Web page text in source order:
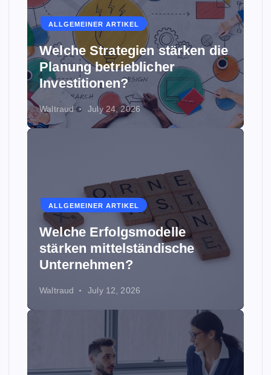
ALLGEMEINER ARTIKEL
Welche Strategien stärken die
Planung betrieblicher
Investitionen?
Waltraud July 24, 2026
ALLGEMEINER ARTIKEL
Welche Erfolgsmodelle
stärken mittelständische
Unternehmen?
Waltraud July 12, 2026